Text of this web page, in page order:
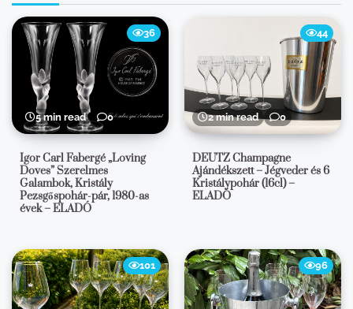
5 min read 0
36
Igor Carl Fabergé „Loving
Doves” Szerelmes
Galambok, Kristály
Pezsgőspohár-pár, 1980-as
évek – ELADÓ
2 min read 0
44
DEUTZ Champagne
Ajándékszett – Jégveder és 6
Kristálypohár (16cl) –
ELADÓ
101 96